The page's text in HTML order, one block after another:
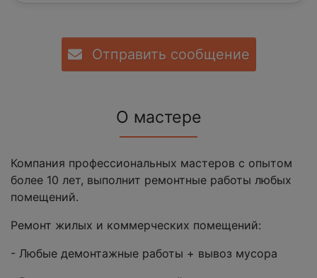
Отправить сообщение
О мастере
Компания профессиональных мастеров с опытом
более 10 лет, выполнит ремонтные работы любых
помещений.
Ремонт жилых и коммерческих помещений:
- Любые демонтажные работы + вывоз мусора